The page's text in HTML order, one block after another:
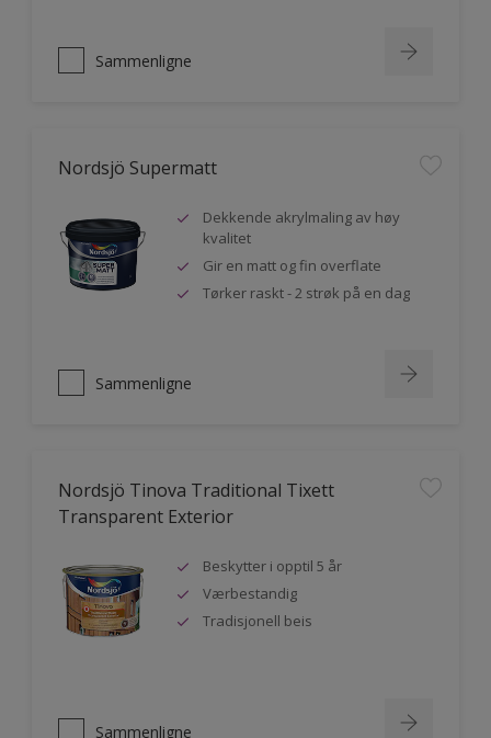
Sammenligne
Nordsjö Supermatt
Dekkende akrylmaling av høy
kvalitet
Gir en matt og fin overflate
Tørker raskt - 2 strøk på en dag
Sammenligne
Nordsjö Tinova Traditional Tixett
Transparent Exterior
Beskytter i opptil 5 år
Værbestandig
Tradisjonell beis
Sammenligne